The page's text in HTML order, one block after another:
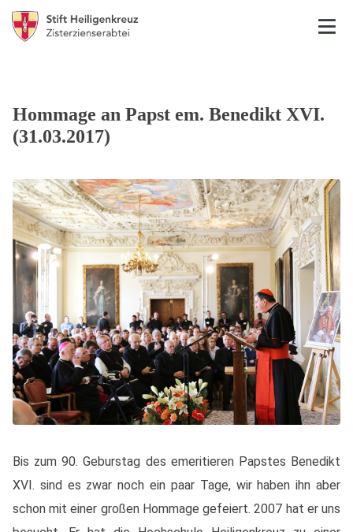
Hommage an Papst em. Benedikt XVI.
(31.03.2017)
Bis zum 90. Geburstag des emeritieren Papstes Benedikt
XVI. sind es zwar noch ein paar Tage, wir haben ihn aber
schon mit einer großen Hommage gefeiert. 2007 hat er uns